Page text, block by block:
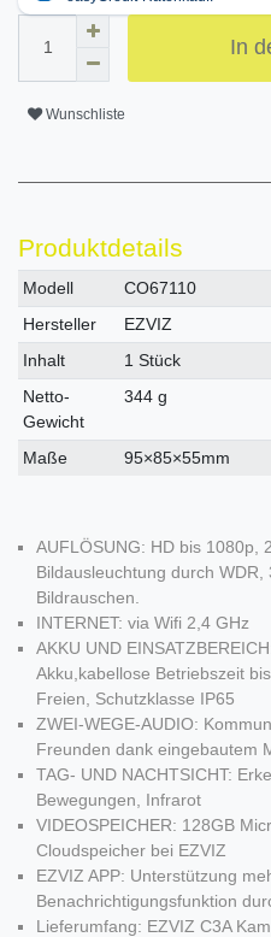
In
Wunschliste
Produktdetails
Technisches
Merkmal
Wert
Modell
CO67110
Hersteller
EZVIZ
Inhalt
1 Stück
Netto-
Gewicht
344 g
Maße 95×85×55mm
AUFLÖSUNG: HD bis 1080p,
Bildausleuchtung durch
Bildrauschen.
INTERNET: via Wifi 2,4 GHz
AKKU UND
Akku,kabellose Betriebszeit
Freien, Schutzklasse IP65
ZWEI-WEGE-AUDIO:
Freunden dank eingebautem
TAG- UND NACHTSICHT:
Bewegungen, Infrarot
VIDEOSPEICHER: 128GB
Cloudspeicher bei EZVIZ
EZVIZ APP: Unterstützung
Benachrichtigungsfunktion
Lieferumfang: EZVIZ C3A